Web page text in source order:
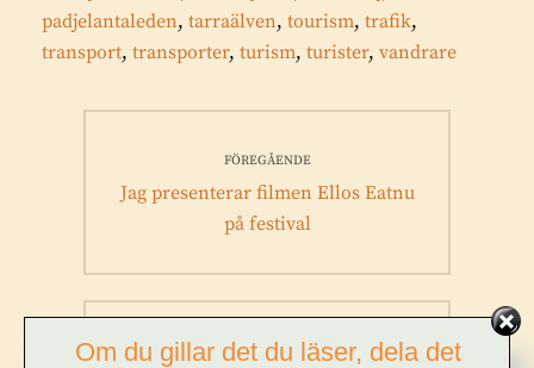
padjelantaleden, tarraälven, tourism, trafik,
transport, transporter, turism, turister, vandrare
FÖREGÅENDE
Föregående
Jag presenterar filmen Ellos Eatnu
på festival
NÄSTA
Om du gillar det du läser, dela det